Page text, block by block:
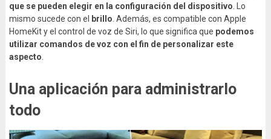
que se pueden elegir en la configuración del dispositivo . Lo
mismo sucede con el
brillo . Además, es compatible con Apple
HomeKit y el control de voz de Siri, lo que significa que podemos
utilizar comandos de voz con el fin de personalizar este
aspecto
Una aplicación para administrarlo
todo